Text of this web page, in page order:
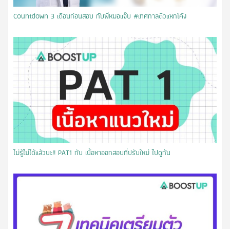
Countdown 3 เดือนก่อนสอบ กับพี่หมอแจ๊บ #เทศกาลติวแหกโค้ง
ไม่รู้ไม่ได้แล้วนะ!! PAT1 กับ เนื้อหาออกสอบที่ปรับใหม่ ไปดูกัน